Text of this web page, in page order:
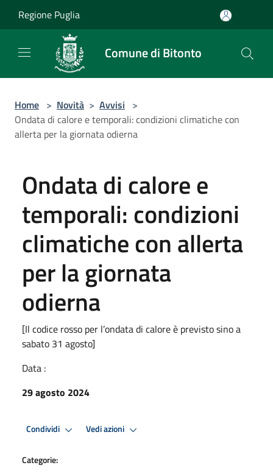
Regione Puglia
Comune di Bitonto
Home > Novità > Avvisi >
Ondata di calore e temporali: condizioni climatiche con
allerta per la giornata odierna
Ondata di calore e
temporali: condizioni
climatiche con allerta
per la giornata
odierna
[Il codice rosso per l’ondata di calore è previsto sino a
sabato 31 agosto]
Data :
29 agosto 2024
Condividi Vedi azioni
Categorie: